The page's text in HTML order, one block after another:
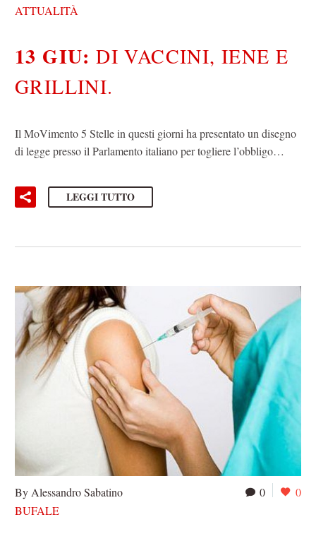
ATTUALITÀ
13 GIU:DI VACCINI, IENE E
GRILLINI.
Il MoVimento 5 Stelle in questi giorni ha presentato un disegno
di legge presso il Parlamento italiano per togliere l’obbligo…
LEGGI TUTTO
0 0
By Alessandro Sabatino
BUFALE